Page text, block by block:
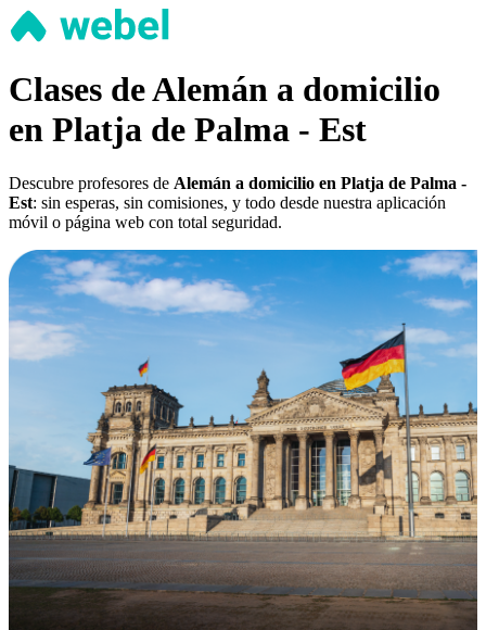
Clases de Alemán a domicilio
en Platja de Palma - Est
Descubre profesores de Alemán a domicilio en Platja de Palma -
Est: sin esperas, sin comisiones, y todo desde nuestra aplicación
móvil o página web con total seguridad.